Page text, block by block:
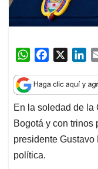
W
a
t
s
A
p
p
c
e
b
o
o
n
k
e
d
I
En la soledad de la
Bogotá y con trinos
presidente
política.